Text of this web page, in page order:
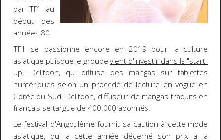
par TF1 au
début des
années 80.
TF1 se passionne encore en 2019 pour la culture
asiatique puisque le groupe vient d'investir dans la "start-
up" Delitoon, qui diffuse des mangas sur tablettes
numériques selon un procédé de lecture en vogue en
Corée du Sud. Delitoon, diffuseur de mangas traduits en
français se targue de 400.000 abonnés.
Le festival d'Angoulême fournit sa caution à cette mode
asiatique, qui a cette année décerné son prix à la